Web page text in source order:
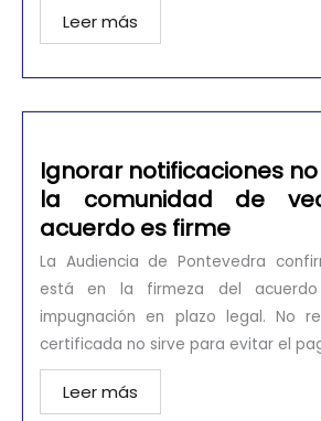
Leer más
Ignorar notificaciones
la comunidad de
acuerdo es firme
La Audiencia de Pontevedra
está en la firmeza del
impugnación en plazo legal. No
certificada no sirve para evitar el
Leer más